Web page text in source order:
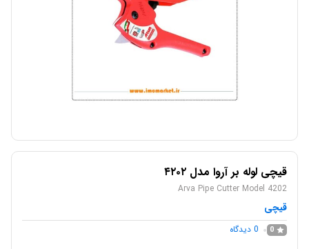
قیچی لوله بر آروا مدل ۴۲۰۲
Arva Pipe Cutter Model 4202
قیچی
0
0 دیدگاه